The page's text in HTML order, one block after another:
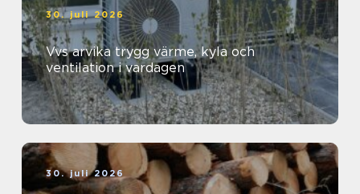
30. juli 2026
Vvs arvika trygg värme, kyla och
ventilation i vardagen
30. juli 2026